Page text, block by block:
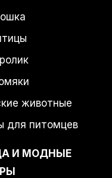
животные
для питомцев
И МОДНЫЕ